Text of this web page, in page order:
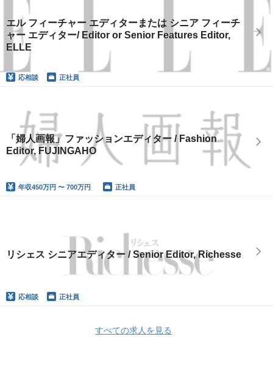
エル フィーチャー エディターまたは シニア フィーチ
ャー エディター/ Editor or Senior Features Editor,
ELLE
応相談 正社員
「婦人画報」ファッションエディター / Fashion
Editor, FUJINGAHO
年収450万円 〜 700万円 正社員
リシェス シニアエディター / Senior Editor, Richesse
応相談 正社員
すべての求人を見る